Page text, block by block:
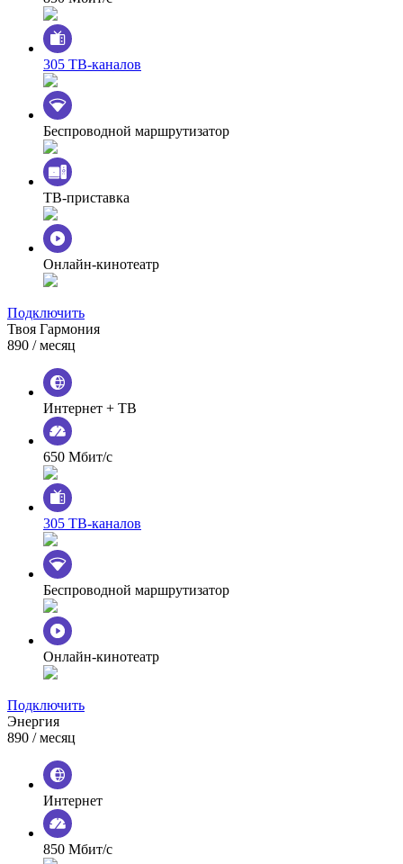
305 ТВ-каналов
Беспроводной маршрутизатор
ТВ-приставка
Онлайн-кинотеатр
Подключить
Твоя Гармония
890 / месяц
Интернет + ТВ
650 Мбит/с
305 ТВ-каналов
Беспроводной маршрутизатор
Онлайн-кинотеатр
Подключить
Энергия
890 / месяц
Интернет
850 Мбит/с